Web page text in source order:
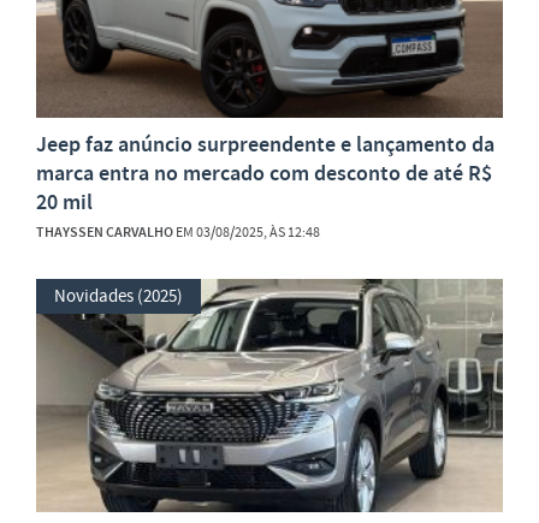
Jeep faz anúncio surpreendente e lançamento da
marca entra no mercado com desconto de até R$
20 mil
THAYSSEN CARVALHOEM 03/08/2025, ÀS 12:48
Novidades (2025)